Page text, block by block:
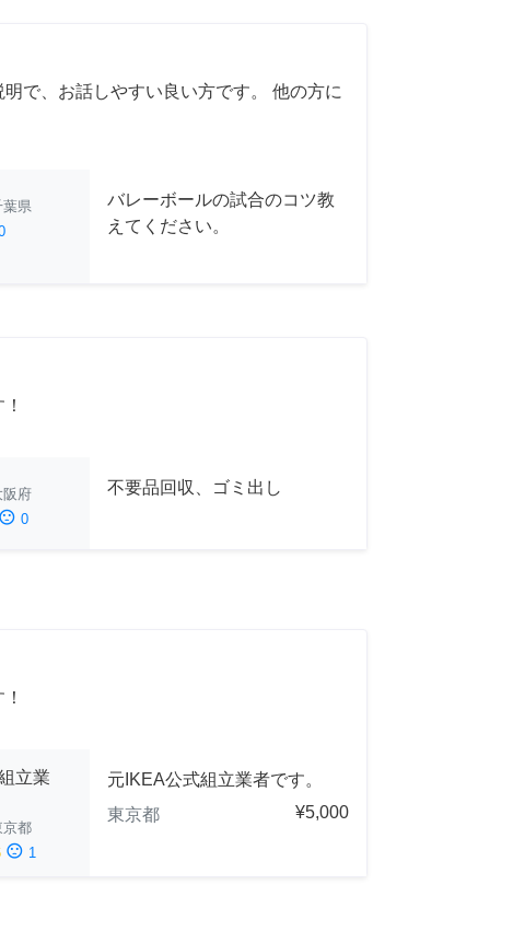
で、お話しやすい良い方です。 他の方に
葉県
バレーボールの試合のコツ教
えてください。
阪府
sentiment_dissatisfied 0
不要品回収、ゴミ出し
立業
京都
sentiment_dissatisfied 1
元IKEA公式組立業者です。
東京都
¥5,000